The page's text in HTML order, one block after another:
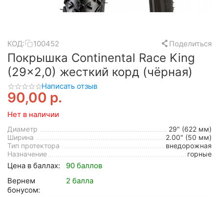
КОД: 100452 Поделиться
Покрышка Continental Race King
(29x2,0) жесткий корд (чёрная)
Написать отзыв
90,00 р.
Нет в наличии
Диаметр
29" (622 мм)
Ширина
2.00" (50 мм)
Тип протектора
внедорожная
Назначение
горные
Цена в баллах:
90 баллов
Вернем
бонусом:
2 балла